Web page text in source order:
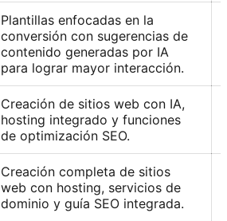
Plantillas enfocadas en la
conversión con sugerencias de
contenido generadas por IA
para lograr mayor interacción.
Creación de sitios web con IA,
hosting integrado y funciones
de optimización SEO.
Creación completa de sitios
web con hosting, servicios de
dominio y guía SEO integrada.